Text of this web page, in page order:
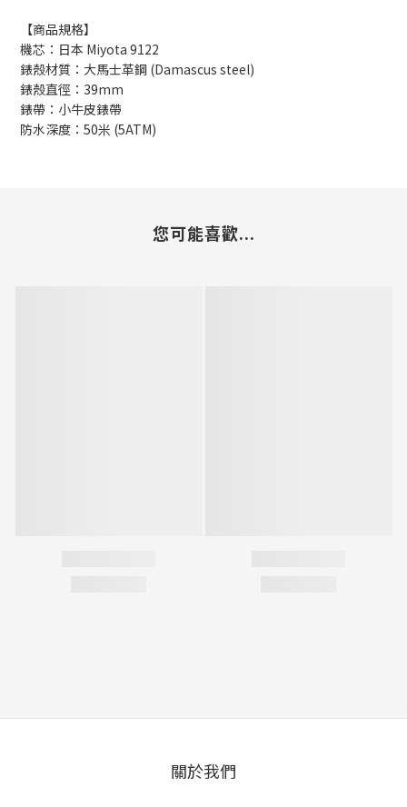
【商品規格】
機芯：日本 Miyota 9122
錶殼材質：大馬士革鋼 (Damascus steel)
錶殼直徑：39mm
錶帶：小牛皮錶帶
防水深度：50米 (5ATM)
您可能喜歡...
關於我們